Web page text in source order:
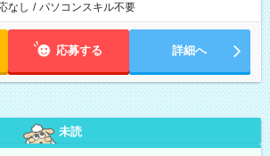
なし / パソコンスキル不要
応募する 詳細へ
未読